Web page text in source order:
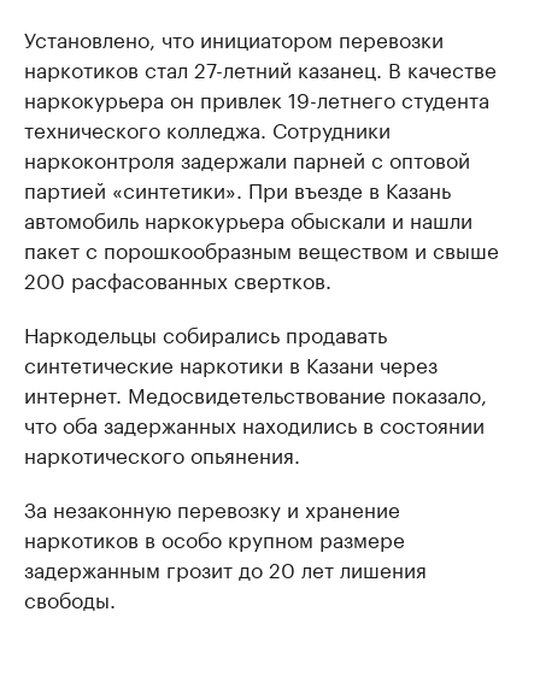
Установлено, что инициатором перевозки
наркотиков стал 27-летний казанец. В качестве
наркокурьера он привлек 19-летнего студента
технического колледжа. Сотрудники
наркоконтроля задержали парней с оптовой
партией «синтетики». При въезде в Казань
автомобиль наркокурьера обыскали и нашли
пакет с порошкообразным веществом и свыше
200 расфасованных свертков.
Наркодельцы собирались продавать
синтетические наркотики в Казани через
интернет. Медосвидетельствование показало,
что оба задержанных находились в состоянии
наркотического опьянения.
За незаконную перевозку и хранение
наркотиков в особо крупном размере
задержанным грозит до 20 лет лишения
свободы.